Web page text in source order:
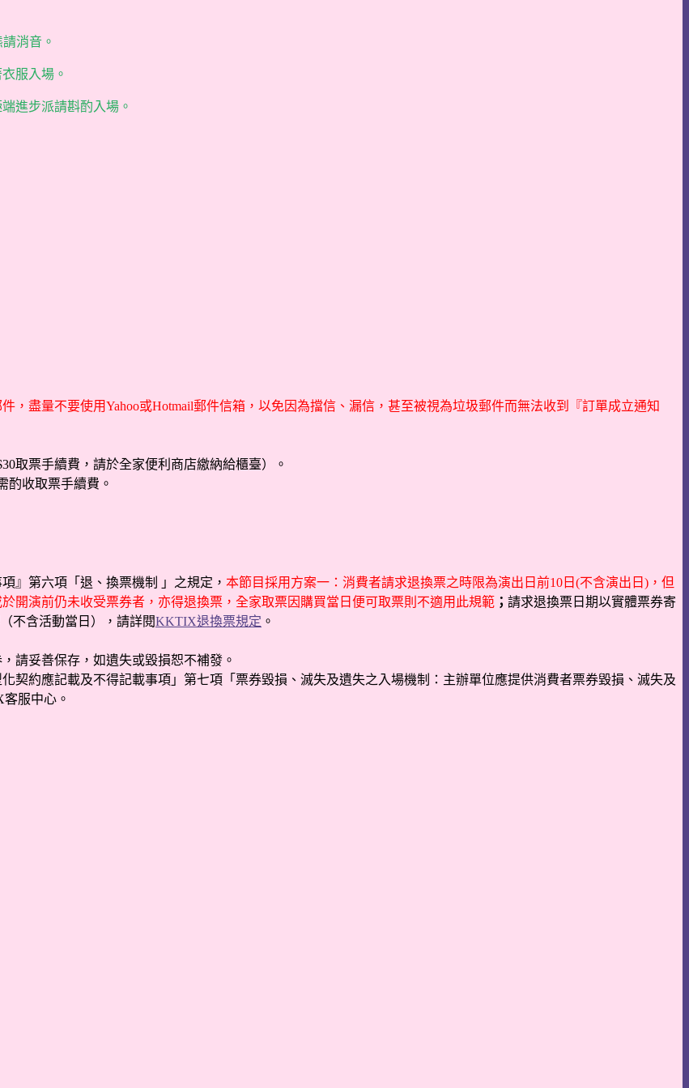
消音。
服入場。
進步派請斟酌入場。
，盡量不要使用Yahoo或Hotmail郵件信箱，以免因為擋信、漏信，甚至被視為垃圾郵件而無法收到『訂單成立通知
取票手續費，請於全家便利商店繳納給櫃臺）。
酌收取票手續費。
』第六項「退、換票機制 」之規定， 本節目採用方案一：消費者請求退換票之時限為演出日前10日(不含演出日)，但
開演前仍未收受票券者，亦得退換票，全家取票因購買當日便可取票則不適用此規範 ； 請求退換票日期以實體票券寄
不含活動當日），請詳閱KKTIX退換票規定 。
請妥善保存，如遺失或毀損恕不補發。
契約應記載及不得記載事項」第七項「票券毀損、滅失及遺失之入場機制：主辦單位應提供消費者票券毀損、滅失及
服中心。